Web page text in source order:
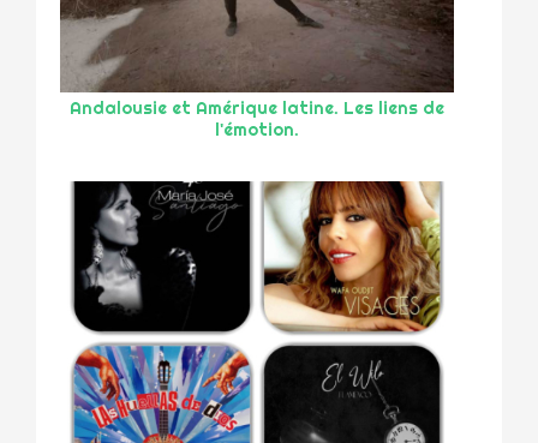
Andalousie et Amérique latine. Les liens de
l'émotion.